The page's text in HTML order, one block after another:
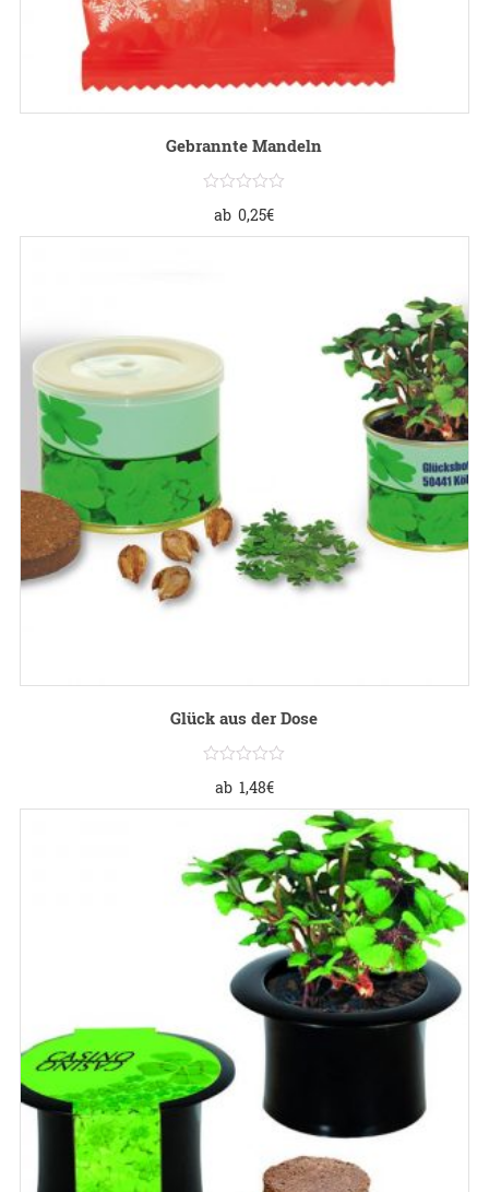
Gebrannte Mandeln
ab 0,25€
Glück aus der Dose
ab 1,48€